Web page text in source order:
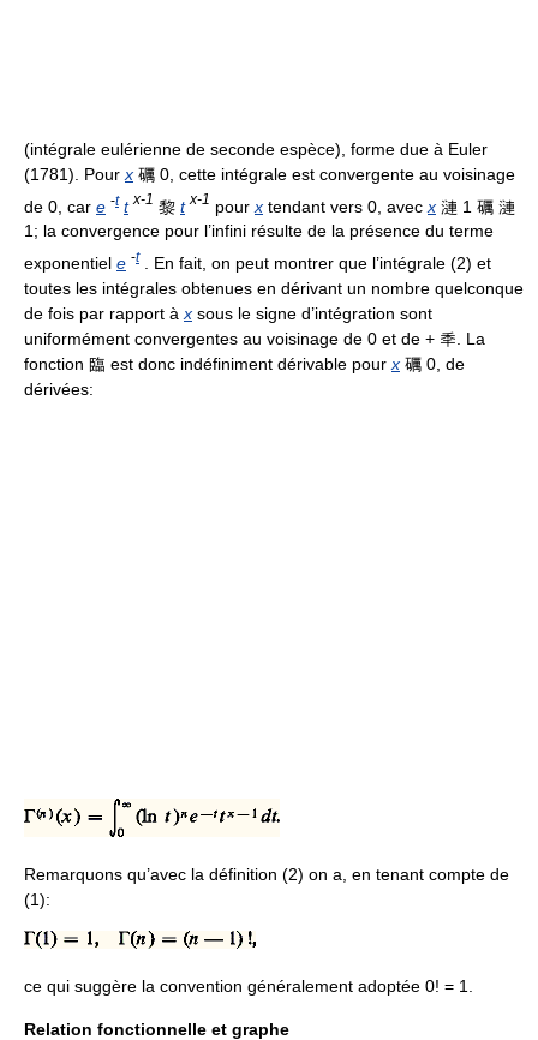
(intégrale eulérienne de seconde espèce), forme due à Euler
(1781). Pour x 礪 0, cette intégrale est convergente au voisinage
de 0, car e -t t x-1 黎 t x-1 pour x tendant vers 0, avec x 漣 1 礪 漣
1; la convergence pour l’infini résulte de la présence du terme
exponentiel e -t
. En fait, on peut montrer que l’intégrale (2) et
toutes les intégrales obtenues en dérivant un nombre quelconque
de fois par rapport à x sous le signe d’intégration sont
uniformément convergentes au voisinage de 0 et de + 秊. La
fonction 臨 est donc indéfiniment dérivable pour x 礪 0, de
dérivées:
Remarquons qu’avec la définition (2) on a, en tenant compte de
(1):
ce qui suggère la convention généralement adoptée 0! = 1.
Relation fonctionnelle et graphe